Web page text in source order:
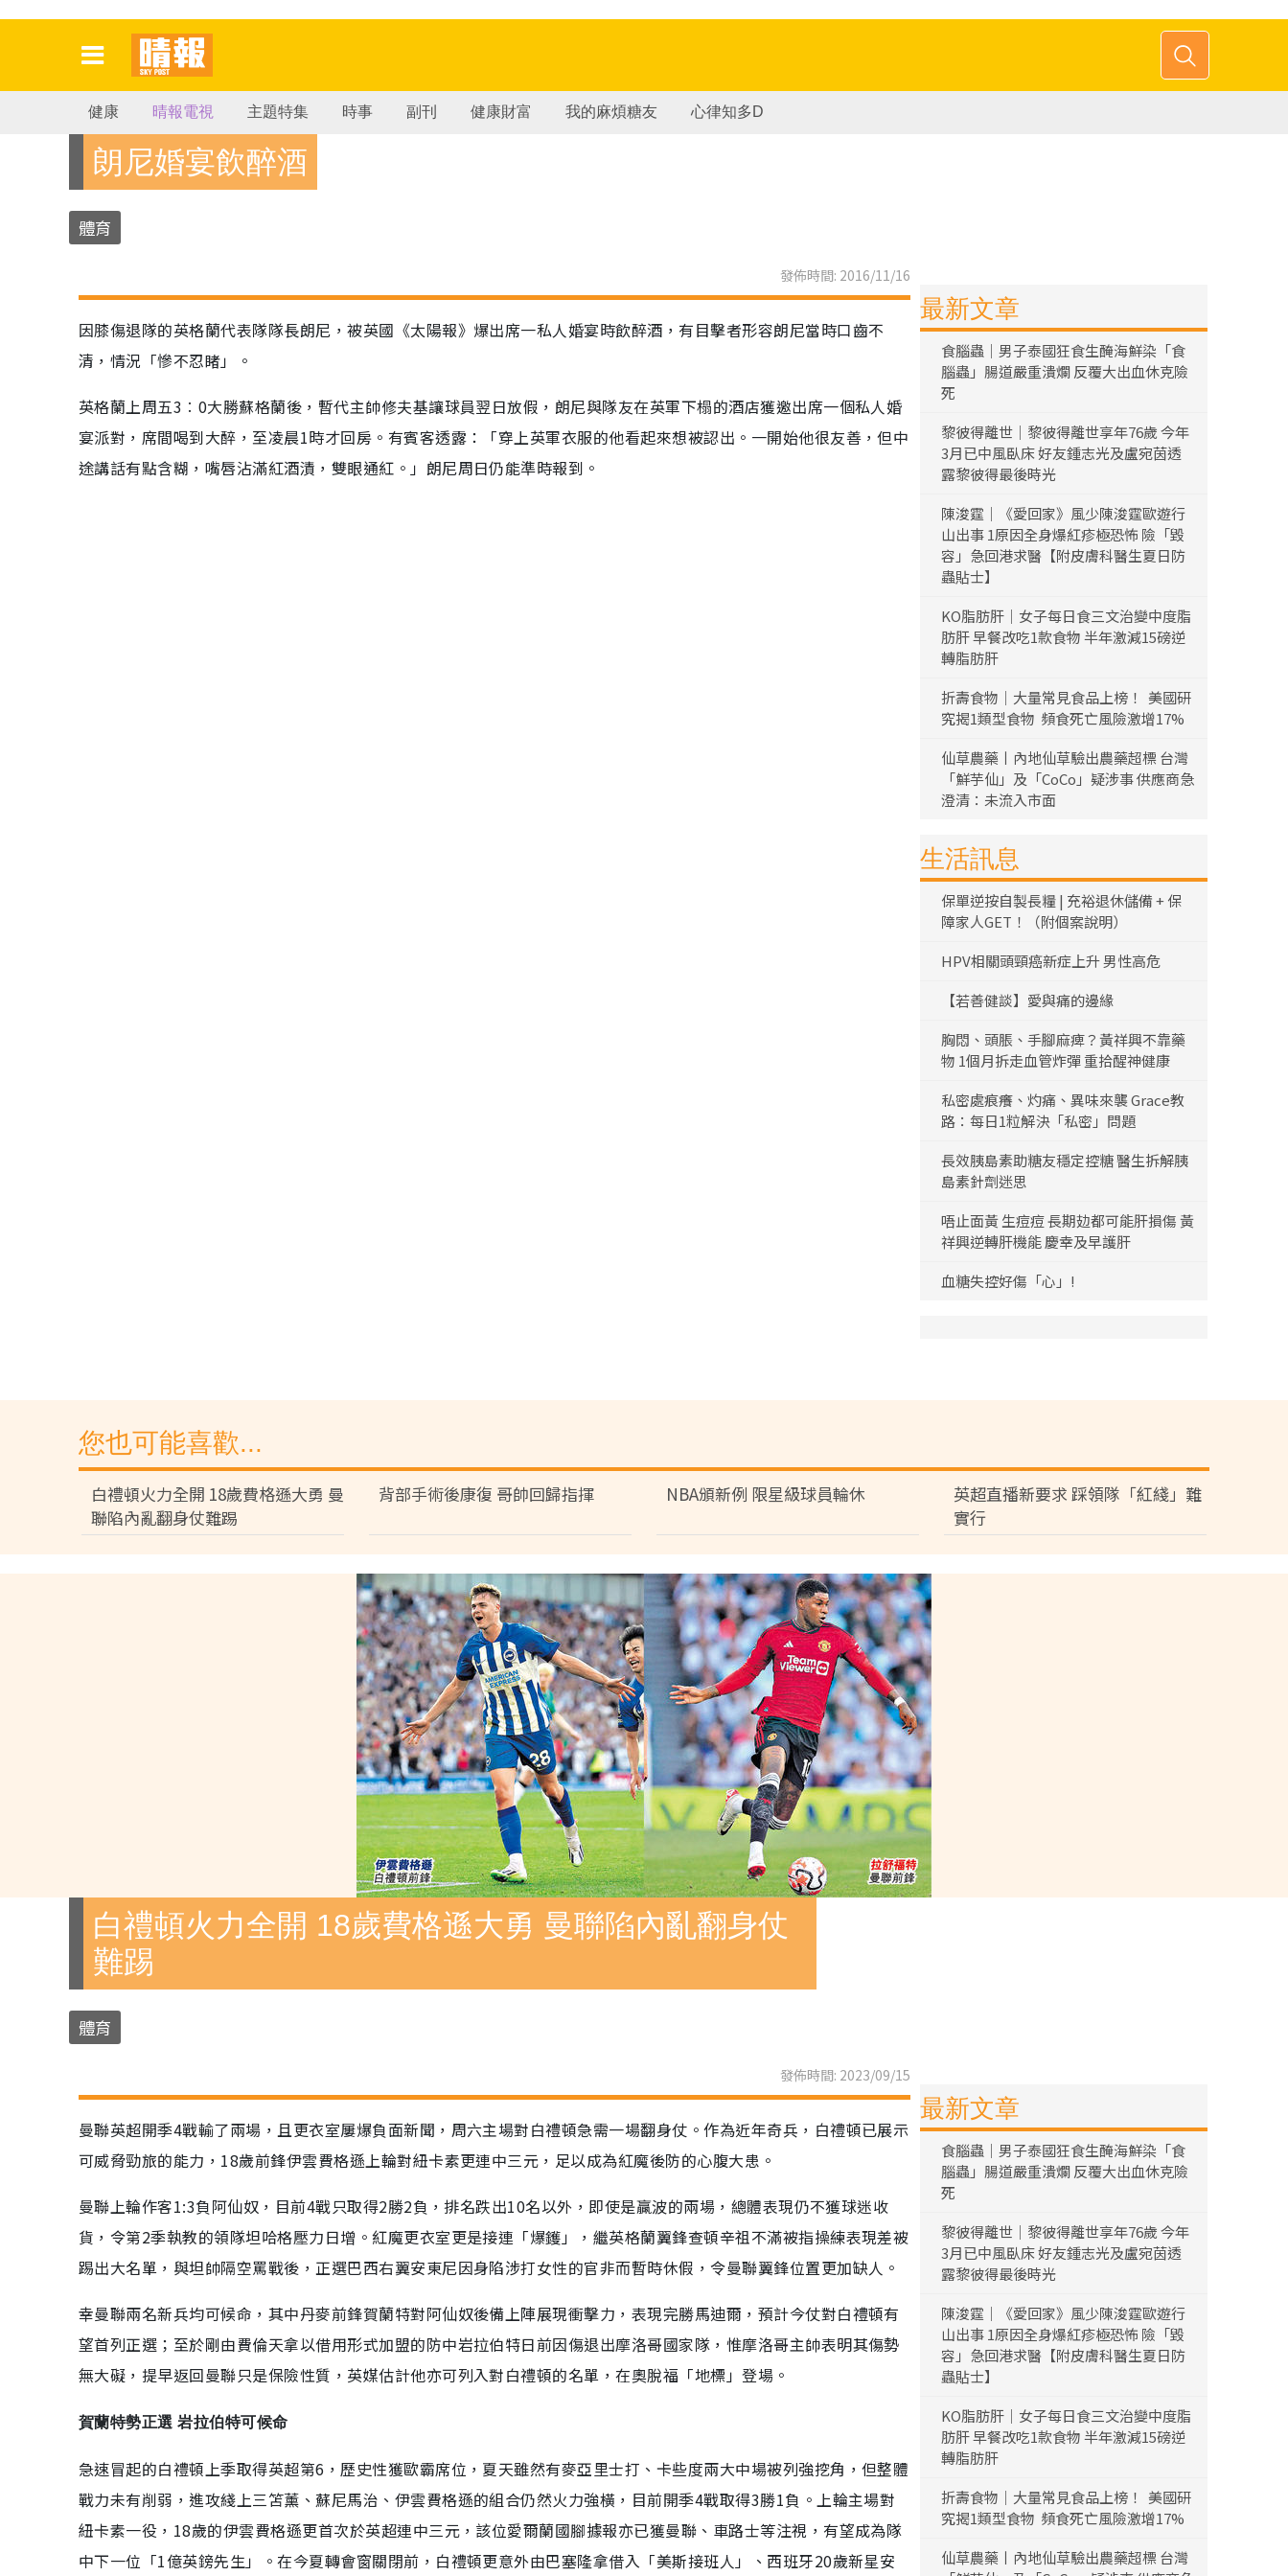
健康 晴報電視 主題特集 時事 副刊 健康財富 我的麻煩糖友 心律知多D
朗尼婚宴飲醉酒
體育
發佈時間: 2016/11/16
因膝傷退隊的英格蘭代表隊隊長朗尼，被英國《太陽報》爆出席一私人婚宴時飲醉酒，有目擊者形容朗尼當時口齒不
清，情況「慘不忍睹」。
英格蘭上周五3︰0大勝蘇格蘭後，暫代主帥修夫基讓球員翌日放假，朗尼與隊友在英軍下榻的酒店獲邀出席一個私人婚
宴派對，席間喝到大醉，至凌晨1時才回房。有賓客透露：「穿上英軍衣服的他看起來想被認出。一開始他很友善，但中
途講話有點含糊，嘴唇沾滿紅酒漬，雙眼通紅。」朗尼周日仍能準時報到。
最新文章
食腦蟲｜男子泰國狂食生醃海鮮染「食
腦蟲」腸道嚴重潰爛 反覆大出血休克險
死
黎彼得離世｜黎彼得離世享年76歲 今年
3月已中風臥床 好友鍾志光及盧宛茵透
露黎彼得最後時光
陳浚霆｜《愛回家》風少陳浚霆歐遊行
山出事 1原因全身爆紅疹極恐怖 險「毀
容」急回港求醫【附皮膚科醫生夏日防
蟲貼士】
KO脂肪肝｜女子每日食三文治變中度脂
肪肝 早餐改吃1款食物 半年激減15磅逆
轉脂肪肝
折壽食物｜大量常見食品上榜！ 美國研
究揭1類型食物 頻食死亡風險激增17%
仙草農藥丨內地仙草驗出農藥超標 台灣
「鮮芋仙」及「CoCo」疑涉事 供應商急
澄清：未流入市面
生活訊息
保單逆按自製長糧 | 充裕退休儲備 + 保
障家人GET！（附個案說明）
HPV相關頭頸癌新症上升 男性高危
【若善健談】愛與痛的邊緣
胸悶、頭脹、手腳麻痺？黃祥興不靠藥
物 1個月拆走血管炸彈 重拾醒神健康
私密處痕癢、灼痛、異味來襲 Grace教
路：每日1粒解決「私密」問題
長效胰島素助糖友穩定控糖 醫生拆解胰
島素針劑迷思
唔止面黃 生痘痘 長期攰都可能肝損傷 黃
祥興逆轉肝機能 慶幸及早護肝
血糖失控好傷「心」!
您也可能喜歡...
白禮頓火力全開 18歲費格遜大勇 曼
聯陷內亂翻身仗難踢
背部手術後康復 哥帥回歸指揮 NBA頒新例 限星級球員輪休
英超直播新要求 踩領隊「紅綫」難
實行
白禮頓火力全開 18歲費格遜大勇 曼聯陷內亂翻身仗
難踢
體育
發佈時間: 2023/09/15
曼聯英超開季4戰輸了兩場，且更衣室屢爆負面新聞，周六主場對白禮頓急需一場翻身仗。作為近年奇兵，白禮頓已展示
可威脅勁旅的能力，18歲前鋒伊雲費格遜上輪對紐卡素更連中三元，足以成為紅魔後防的心腹大患。
曼聯上輪作客1:3負阿仙奴，目前4戰只取得2勝2負，排名跌出10名以外，即使是贏波的兩場，總體表現仍不獲球迷收
貨，令第2季執教的領隊坦哈格壓力日增。紅魔更衣室更是接連「爆鑊」，繼英格蘭翼鋒查頓辛祖不滿被指操練表現差被
踢出大名單，與坦帥隔空罵戰後，正選巴西右翼安東尼因身陷涉打女性的官非而暫時休假，令曼聯翼鋒位置更加缺人。
幸曼聯兩名新兵均可候命，其中丹麥前鋒賀蘭特對阿仙奴後備上陣展現衝擊力，表現完勝馬迪爾，預計今仗對白禮頓有
望首列正選；至於剛由費倫天拿以借用形式加盟的防中岩拉伯特日前因傷退出摩洛哥國家隊，惟摩洛哥主帥表明其傷勢
無大礙，提早返回曼聯只是保險性質，英媒估計他亦可列入對白禮頓的名單，在奧脫福「地標」登場。
賀蘭特勢正選 岩拉伯特可候命
急速冒起的白禮頓上季取得英超第6，歷史性獲歐霸席位，夏天雖然有麥亞里士打、卡些度兩大中場被列強挖角，但整體
戰力未有削弱，進攻綫上三笘薰、蘇尼馬治、伊雲費格遜的組合仍然火力強橫，目前開季4戰取得3勝1負。上輪主場對
紐卡素一役，18歲的伊雲費格遜更首次於英超連中三元，該位愛爾蘭國腳據報亦已獲曼聯、車路士等注視，有望成為隊
中下一位「1億英鎊先生」。在今夏轉會窗關閉前，白禮頓更意外由巴塞隆拿借入「美斯接班人」、西班牙20歲新星安
最新文章
食腦蟲｜男子泰國狂食生醃海鮮染「食
腦蟲」腸道嚴重潰爛 反覆大出血休克險
死
黎彼得離世｜黎彼得離世享年76歲 今年
3月已中風臥床 好友鍾志光及盧宛茵透
露黎彼得最後時光
陳浚霆｜《愛回家》風少陳浚霆歐遊行
山出事 1原因全身爆紅疹極恐怖 險「毀
容」急回港求醫【附皮膚科醫生夏日防
蟲貼士】
KO脂肪肝｜女子每日食三文治變中度脂
肪肝 早餐改吃1款食物 半年激減15磅逆
轉脂肪肝
折壽食物｜大量常見食品上榜！ 美國研
究揭1類型食物 頻食死亡風險激增17%
仙草農藥丨內地仙草驗出農藥超標 台灣